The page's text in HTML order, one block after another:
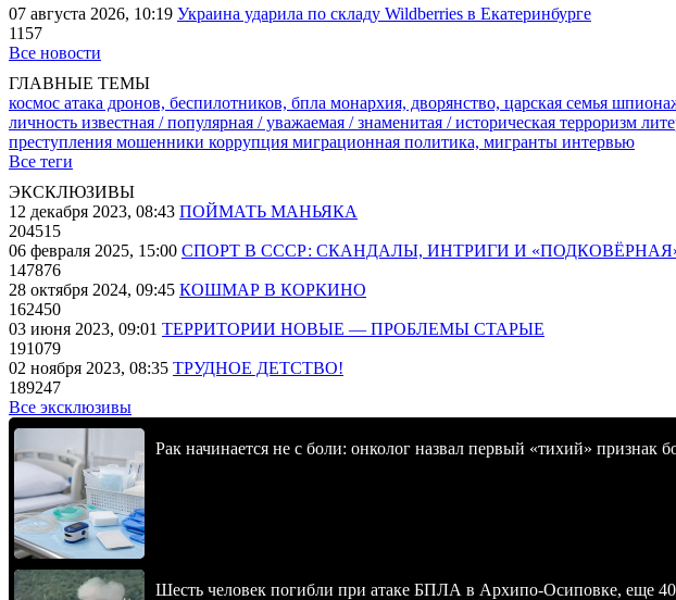
07 августа 2026, 10:19 Украина ударила по складу Wildberries в Екатеринбурге
1157
Все новости
ГЛАВНЫЕ ТЕМЫ
космос атака дронов, беспилотников, бпла монархия, дворянство, царская семья
личность известная / популярная / уважаемая / знаменитая / историческая терроризм
преступления мошенники коррупция миграционная политика, мигранты интервью
Все теги
ЭКСКЛЮЗИВЫ
12 декабря 2023, 08:43 ПОЙМАТЬ МАНЬЯКА
204515
06 февраля 2025, 15:00 СПОРТ В СССР: СКАНДАЛЫ, ИНТРИГИ И
147876
28 октября 2024, 09:45 КОШМАР В КОРКИНО
162450
03 июня 2023, 09:01 ТЕРРИТОРИИ НОВЫЕ — ПРОБЛЕМЫ СТАРЫЕ
191079
02 ноября 2023, 08:35 ТРУДНОЕ ДЕТСТВО!
189247
Все эксклюзивы
Рак начинается не с боли: онколог назвал первый «тихий» признак
Шесть человек погибли при атаке БПЛА в Архипо-Осиповке, еще 40